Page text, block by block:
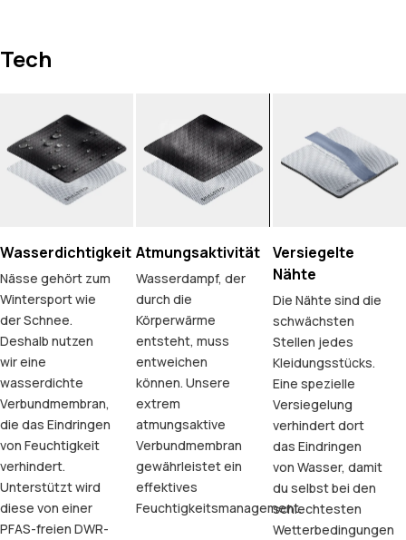
Tech
Wasserdichtigkeit
Nässe gehört zum
Wintersport wie
der Schnee.
Deshalb nutzen
wir eine
wasserdichte
Verbundmembran,
die das Eindringen
von Feuchtigkeit
verhindert.
Unterstützt wird
diese von einer
PFAS-freien DWR-
Atmungsaktivität
Wasserdampf, der
durch die
Körperwärme
entsteht, muss
entweichen
können. Unsere
extrem
atmungsaktive
Verbundmembran
gewährleistet ein
effektives
Feuchtigkeitsmanagement.
Versiegelte
Nähte
Die Nähte sind die
schwächsten
Stellen jedes
Kleidungsstücks.
Eine spezielle
Versiegelung
verhindert dort
das Eindringen
von Wasser, damit
du selbst bei den
schlechtesten
Wetterbedingungen